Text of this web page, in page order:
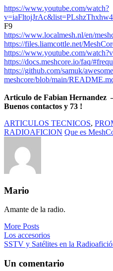
https://www.youtube.com/watch?
F9
https://www.localmesh.nl/en/
https://files.liamcottle.net/
https://www.youtube.com/
https://docs.meshcore.io/faq/
https://github.com/samuk/
meshcore/blob/main/
Articulo de Fabian Hernandez
Buenos contactos y 73 !
ARTICULOS TECNICOS,
RADIOAFICION Que es
Mario
Amante de la radio.
More Posts
Navegación
de
entradas
Los accesorios
SSTV y Satélites en la
Un comentario